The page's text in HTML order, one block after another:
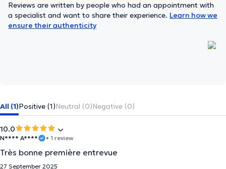
Reviews are written by people who had an appointment with
a specialist and want to share their experience. Learn how we
ensure their authenticity
All (1)Positive (1)Neutral (0)Negative (0)
10.0
N**** A**** • 1 review
Très bonne première entrevue
27 September 2025